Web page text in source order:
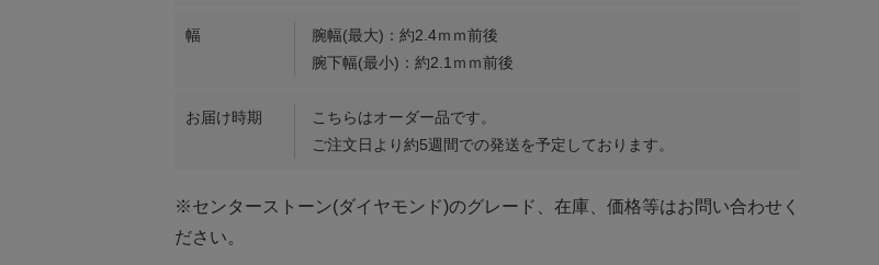
幅
腕幅(最大)：約2.4ｍｍ前後
腕下幅(最小)：約2.1ｍｍ前後
お届け時期
こちらはオーダー品です。
ご注文日より約5週間での発送を予定しております。
※センターストーン(ダイヤモンド)のグレード、在庫、価格等はお問い合わせく
ださい。